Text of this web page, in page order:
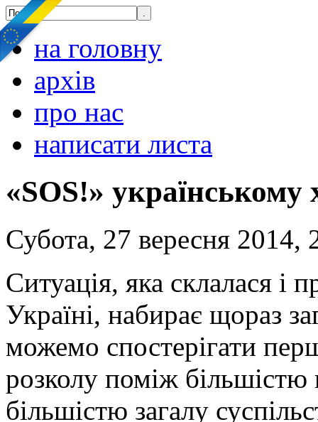
на головну
архів
про нас
написати листа
«SOS!» українському
Субота, 27 вересня 2014,
Ситуація, яка склалася і
Україні, набирає щораз
можемо спостерігати
розколу поміж більшістю
більшістю загалу